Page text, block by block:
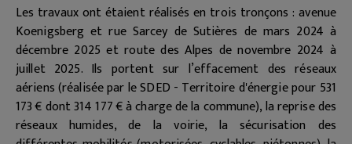
Les travaux ont étaient réalisés en trois tronçons : avenue
Koenigsberg et rue Sarcey de Sutières de mars 2024 à
décembre 2025 et route des Alpes de novembre 2024 à
juillet 2025. Ils portent sur l’effacement des réseaux
aériens (réalisée par le SDED - Territoire d'énergie pour 531
173 € dont 314 177 € à charge de la commune), la reprise des
réseaux humides, de la voirie, la sécurisation des